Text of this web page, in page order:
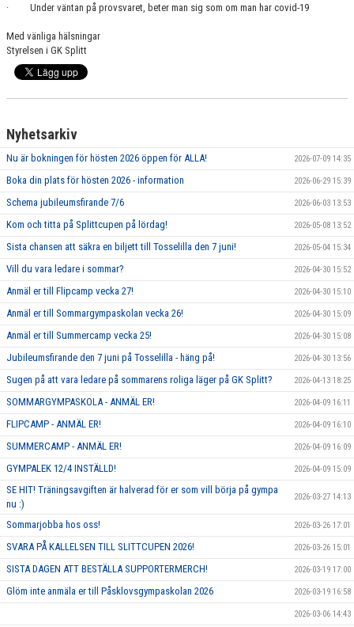
FRITIDSKORTET
· Under väntan på provsvaret, beter man sig som om man har covid-19
Med vänliga hälsningar
Styrelsen i GK Splitt
Nyhetsarkiv
Nu är bokningen för hösten 2026 öppen för ALLA! 2026-07-09 14:35
Boka din plats för hösten 2026 - information 2026-06-29 15:39
Schema jubileumsfirande 7/6 2026-06-03 13:53
Kom och titta på Splittcupen på lördag! 2026-05-08 13:52
Sista chansen att säkra en biljett till Tosselilla den 7 juni! 2026-05-04 15:34
Vill du vara ledare i sommar? 2026-04-30 15:52
Anmäl er till Flipcamp vecka 27! 2026-04-30 15:10
Anmäl er till Sommargympaskolan vecka 26! 2026-04-30 15:09
Anmäl er till Summercamp vecka 25! 2026-04-30 15:08
Jubileumsfirande den 7 juni på Tosselilla - häng på! 2026-04-30 13:56
Sugen på att vara ledare på sommarens roliga läger på GK Splitt? 2026-04-13 18:25
SOMMARGYMPASKOLA - ANMÄL ER! 2026-04-09 16:11
FLIPCAMP - ANMÄL ER! 2026-04-09 16:10
SUMMERCAMP - ANMÄL ER! 2026-04-09 16:09
GYMPALEK 12/4 INSTÄLLD! 2026-04-09 15:09
SE HIT! Träningsavgiften är halverad för er som vill börja på gympa
nu :)
2026-03-27 14:13
Sommarjobba hos oss! 2026-03-26 17:01
SVARA PÅ KALLELSEN TILL SLITTCUPEN 2026! 2026-03-26 15:01
SISTA DAGEN ATT BESTÄLLA SUPPORTERMERCH! 2026-03-19 17:00
Glöm inte anmäla er till Påsklovsgympaskolan 2026 2026-03-19 16:58
2026-03-06 14:43